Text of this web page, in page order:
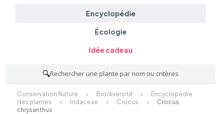
Encyclopédie
Écologie
Idée cadeau
🔍Rechercher une plante par nom ou critères
Conservation Nature > Biodiversité >
Encyclopédie
des plantes
> Iridaceae > Crocus >
Crocus
chrysanthus